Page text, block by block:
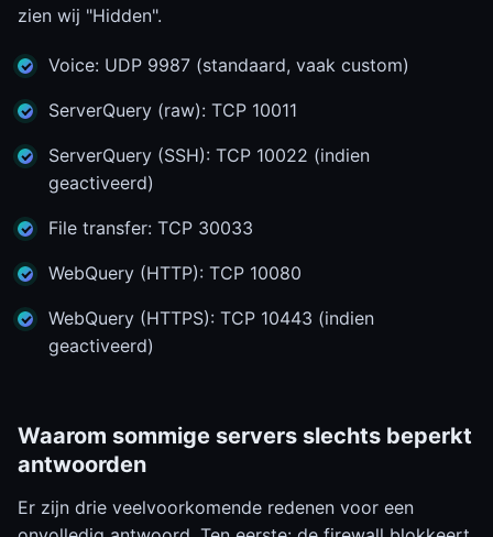
zien wij "Hidden".
Voice: UDP 9987 (standaard, vaak custom)
ServerQuery (raw): TCP 10011
ServerQuery (SSH): TCP 10022 (indien
geactiveerd)
File transfer: TCP 30033
WebQuery (HTTP): TCP 10080
WebQuery (HTTPS): TCP 10443 (indien
geactiveerd)
Waarom sommige servers slechts beperkt
antwoorden
Er zijn drie veelvoorkomende redenen voor een